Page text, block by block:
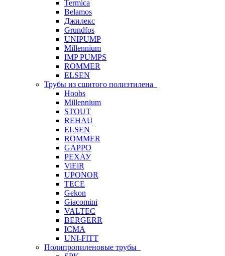
Termica
Belamos
Джилекс
Grundfos
UNIPUMP
Millennium
IMP PUMPS
ROMMER
ELSEN
Трубы из сшитого полиэтилена
Hoobs
Millennium
STOUT
REHAU
ELSEN
ROMMER
GAPPO
РЕХАУ
ViEiR
UPONOR
TECE
Gekon
Giacomini
VALTEC
BERGERR
ICMA
UNI-FITT
Полипропиленовые трубы